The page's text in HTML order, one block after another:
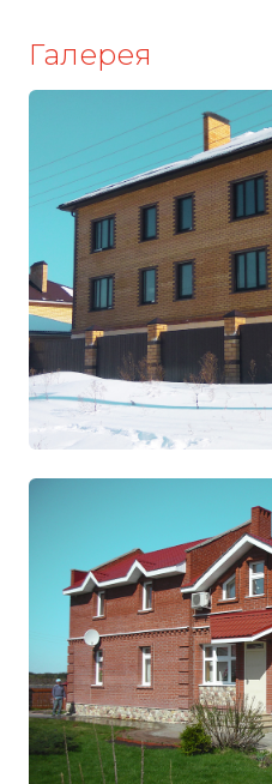
Галерея